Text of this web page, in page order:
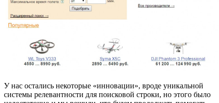
У нас остались некоторые «инновации», вроде уникальной
системы релевантности для поисковой строки, но этого было